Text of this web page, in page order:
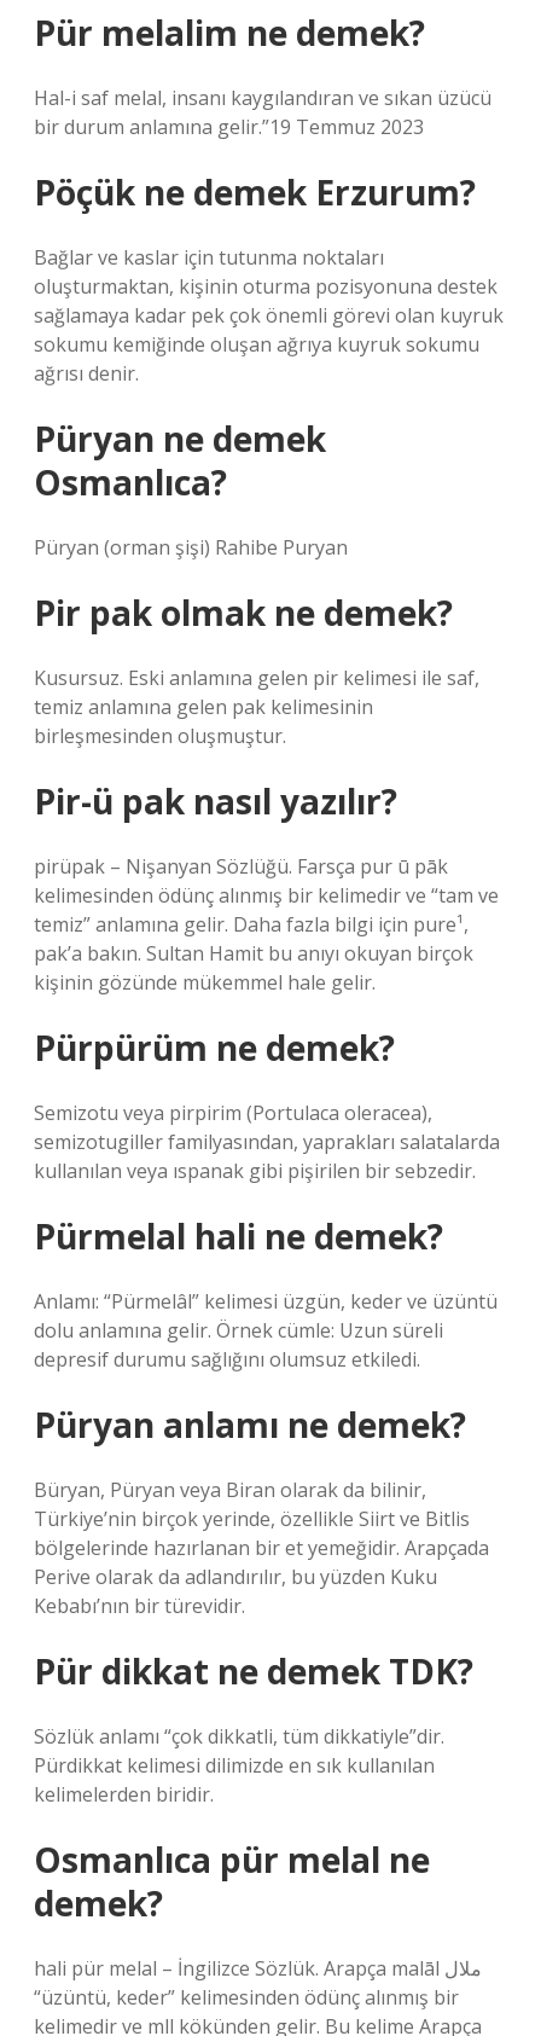
Pür melalim ne demek?
Hal-i saf melal, insanı kaygılandıran ve sıkan üzücü
bir durum anlamına gelir.”19 Temmuz 2023
Pöçük ne demek Erzurum?
Bağlar ve kaslar için tutunma noktaları
oluşturmaktan, kişinin oturma pozisyonuna destek
sağlamaya kadar pek çok önemli görevi olan kuyruk
sokumu kemiğinde oluşan ağrıya kuyruk sokumu
ağrısı denir.
Püryan ne demek
Osmanlıca?
Püryan (orman şişi) Rahibe Puryan
Pir pak olmak ne demek?
Kusursuz. Eski anlamına gelen pir kelimesi ile saf,
temiz anlamına gelen pak kelimesinin
birleşmesinden oluşmuştur.
Pir-ü pak nasıl yazılır?
pirüpak – Nişanyan Sözlüğü. Farsça pur ū pāk
kelimesinden ödünç alınmış bir kelimedir ve “tam ve
temiz” anlamına gelir. Daha fazla bilgi için pure¹,
pak’a bakın. Sultan Hamit bu anıyı okuyan birçok
kişinin gözünde mükemmel hale gelir.
Pürpürüm ne demek?
Semizotu veya pirpirim (Portulaca oleracea),
semizotugiller familyasından, yaprakları salatalarda
kullanılan veya ıspanak gibi pişirilen bir sebzedir.
Pürmelal hali ne demek?
Anlamı: “Pürmelâl” kelimesi üzgün, keder ve üzüntü
dolu anlamına gelir. Örnek cümle: Uzun süreli
depresif durumu sağlığını olumsuz etkiledi.
Püryan anlamı ne demek?
Büryan, Püryan veya Biran olarak da bilinir,
Türkiye’nin birçok yerinde, özellikle Siirt ve Bitlis
bölgelerinde hazırlanan bir et yemeğidir. Arapçada
Perive olarak da adlandırılır, bu yüzden Kuku
Kebabı’nın bir türevidir.
Pür dikkat ne demek TDK?
Sözlük anlamı “çok dikkatli, tüm dikkatiyle”dir.
Pürdikkat kelimesi dilimizde en sık kullanılan
kelimelerden biridir.
Osmanlıca pür melal ne
demek?
hali pür melal – İngilizce Sözlük. Arapça malāl ملال
“üzüntü, keder” kelimesinden ödünç alınmış bir
kelimedir ve mll kökünden gelir. Bu kelime Arapça